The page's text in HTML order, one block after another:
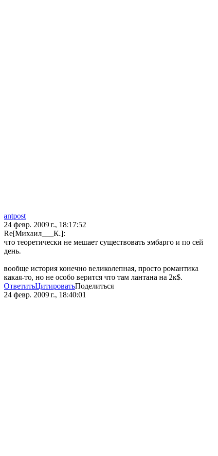
antpost
24 февр. 2009 г., 18:17:52
Re[Михаил___К.]:
что теоретически не мешает существовать эмбарго и по сей
день.
вообще история конечно великолепная, просто романтика
какая-то, но не особо верится что там лантана на 2к$.
ОтветитьЦитироватьПоделиться
24 февр. 2009 г., 18:40:01